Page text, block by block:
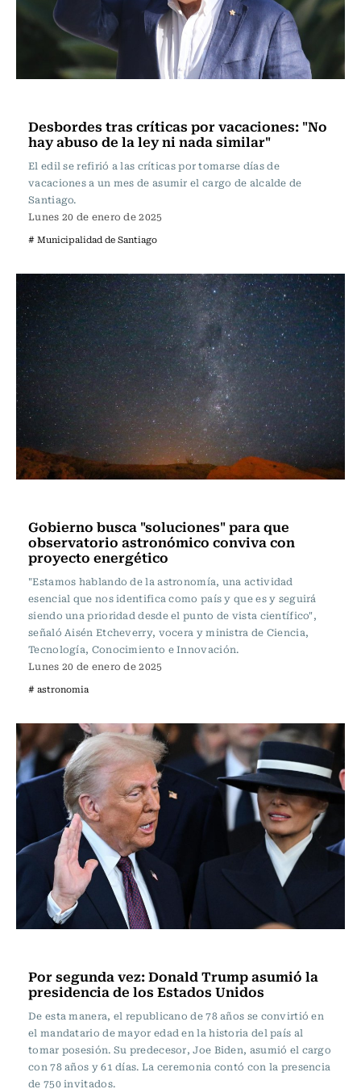
Desbordes tras críticas por vacaciones: "No
hay abuso de la ley ni nada similar"
El edil se refirió a las críticas por tomarse días de
vacaciones a un mes de asumir el cargo de alcalde de
Santiago.
Lunes 20 de enero de 2025
# Municipalidad de Santiago
Gobierno busca "soluciones" para que
observatorio astronómico conviva con
proyecto energético
"Estamos hablando de la astronomía, una actividad
esencial que nos identifica como país y que es y seguirá
siendo una prioridad desde el punto de vista científico",
señaló Aisén Etcheverry, vocera y ministra de Ciencia,
Tecnología, Conocimiento e Innovación.
Lunes 20 de enero de 2025
# astronomia
Por segunda vez: Donald Trump asumió la
presidencia de los Estados Unidos
De esta manera, el republicano de 78 años se convirtió en
el mandatario de mayor edad en la historia del país al
tomar posesión. Su predecesor, Joe Biden, asumió el cargo
con 78 años y 61 días. La ceremonia contó con la presencia
de 750 invitados.